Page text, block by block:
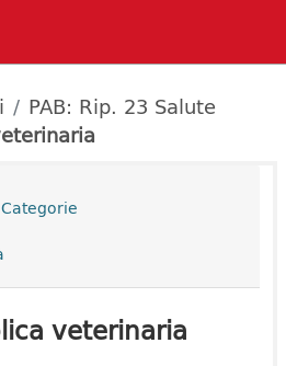
PAB: Rip. 23 Salute
Categorie
veterinaria